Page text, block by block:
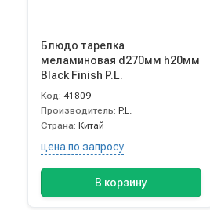
Блюдо тарелка
меламиновая d270мм h20мм
Black Finish P.L.
Код: 41809
Производитель: P.L.
Страна: Китай
цена по запросу
В корзину